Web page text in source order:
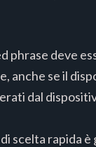
phrase deve
anche se il
dal
scelta rapida è